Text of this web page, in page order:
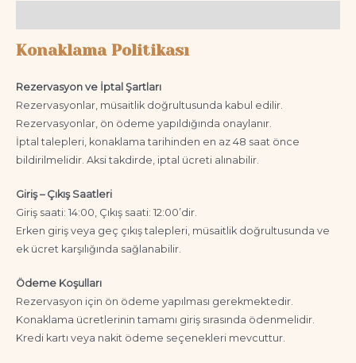
Konaklama Politikası
Rezervasyon ve İptal Şartları
Rezervasyonlar, müsaitlik doğrultusunda kabul edilir.
Rezervasyonlar, ön ödeme yapıldığında onaylanır.
İptal talepleri, konaklama tarihinden en az 48 saat önce
bildirilmelidir. Aksi takdirde, iptal ücreti alınabilir.
Giriş – Çıkış Saatleri
Giriş saati: 14:00, Çıkış saati: 12:00’dir.
Erken giriş veya geç çıkış talepleri, müsaitlik doğrultusunda ve
ek ücret karşılığında sağlanabilir.
Ödeme Koşulları
Rezervasyon için ön ödeme yapılması gerekmektedir.
Konaklama ücretlerinin tamamı giriş sırasında ödenmelidir.
Kredi kartı veya nakit ödeme seçenekleri mevcuttur.